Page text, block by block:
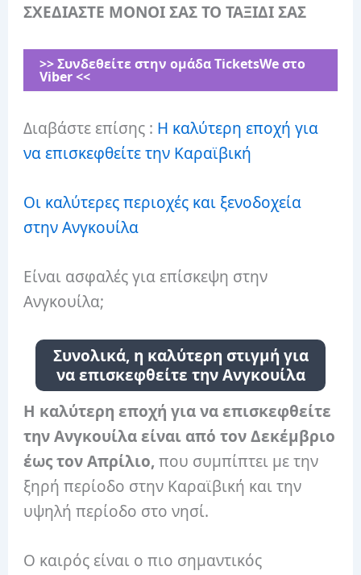
ΣΧΕΔΙΑΣΤΕ ΜΟΝΟΙΣΑΣ ΤΟ ΤΑΞΙΔΙ ΣΑΣ
>> Συνδεθείτε στην ομάδα ⁨TicketsWe στο
Viber <<
Διαβάστε επίσης : Η καλύτερη εποχή για
να επισκεφθείτε την Καραϊβική
Οι καλύτερες περιοχές και ξενοδοχεία
στην Ανγκουίλα
Είναι ασφαλές για επίσκεψη στην
Ανγκουίλα;
Συνολικά, η καλύτερη στιγμή για
να επισκεφθείτε την Ανγκουίλα
Η καλύτερη εποχή για να επισκεφθείτε
την Ανγκουίλα είναι από τον Δεκέμβριο
έως τον Απρίλιο, που συμπίπτει με την
ξηρή περίοδο στην Καραϊβική και την
υψηλή περίοδο στο νησί.
Ο καιρός είναι ο πιο σημαντικός